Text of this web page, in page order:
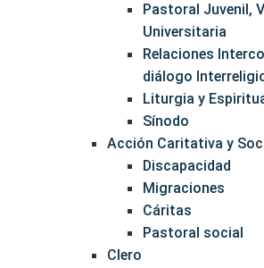
Pastoral Juvenil,
Universitaria
Relaciones
diálogo
Liturgia y
Sínodo
Acción Caritativa y
Discapacidad
Migraciones
Cáritas
Pastoral social
Clero